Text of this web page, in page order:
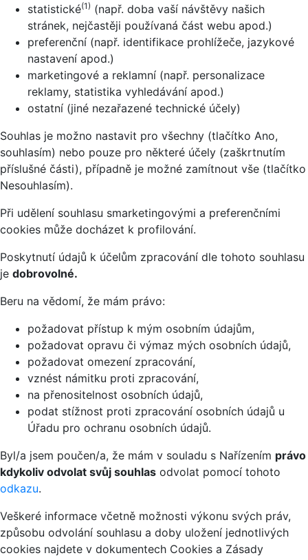
statistické(1) (např. doba vaší návštěvy našich
stránek, nejčastěji používaná část webu apod.)
preferenční (např. identifikace prohlížeče, jazykové
nastavení apod.)
marketingové a reklamní (např. personalizace
reklamy, statistika vyhledávání apod.)
ostatní (jiné nezařazené technické účely)
Souhlas je možno nastavit pro všechny (tlačítko Ano,
souhlasím) nebo pouze pro některé účely (zaškrtnutím
příslušné části), případně je možné zamítnout vše (tlačítko
Nesouhlasím).
Při udělení souhlasu smarketingovými a preferenčními
cookies může docházet k profilování.
Poskytnutí údajů k účelům zpracování dle tohoto souhlasu
je dobrovolné.
Beru na vědomí, že mám právo:
požadovat přístup k mým osobním údajům,
požadovat opravu či výmaz mých osobních údajů,
požadovat omezení zpracování,
vznést námitku proti zpracování,
na přenositelnost osobních údajů,
podat stížnost proti zpracování osobních údajů u
Úřadu pro ochranu osobních údajů.
Byl/a jsem poučen/a, že mám v souladu s Nařízením právo
kdykoliv odvolat svůj souhlas odvolat pomocí tohoto
odkazu.
Veškeré informace včetně možnosti výkonu svých práv,
způsobu odvolání souhlasu a doby uložení jednotlivých
cookies najdete v dokumentech Cookies a Zásady